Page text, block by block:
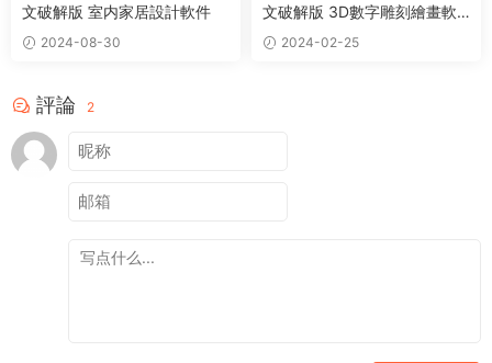
文破解版 室内家居設計軟件
2024-08-30
文破解版 3D數字雕刻繪畫軟
件 2024-02-25
評論 2